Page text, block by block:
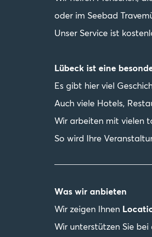
oder im Seebad
Unser Service ist
Lübeck ist eine
Es gibt hier viel
Auch viele Hotels,
Wir arbeiten mit vielen
So wird Ihre
Was wir anbieten
Wir zeigen Ihnen
Wir unterstützen Sie bei